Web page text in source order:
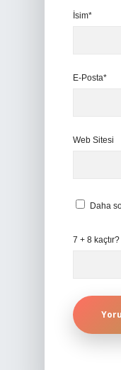
İsim*
E-Posta*
Web Sitesi
Daha
7 + 8 kaçtır?